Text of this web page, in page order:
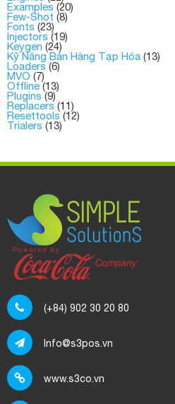
Examples (20)
Few-Shot (8)
Fonts (23)
Injectors (19)
Keygen (24)
Kỹ Năng Bán Hàng Tạp Hóa (13)
Loaders (6)
MVO (7)
Offline(13)
Plugins (9)
Replacers (11)
Resettools (12)
Trialers (13)
(+84) 902 30 20 80
Info@s3pos.vn
www.s3co.vn